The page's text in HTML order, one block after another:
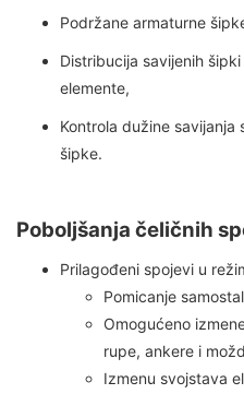
Podržane armaturne
Distribucija savijenih
elemente,
Kontrola dužine
šipke.
Poboljšanja čeličnih
Prilagođeni spojevi u
Pomicanje
Omogućeno
rupe, ankere i
Izmenu svojstava